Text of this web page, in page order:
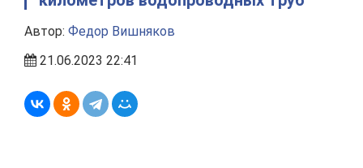
Автор: Федор Вишняков
21.06.2023 22:41